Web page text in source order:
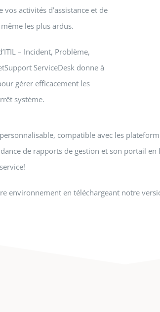
activités d’assistance et de
les plus ardus.
– Incident, Problème,
ServiceDesk donne à
gérer efficacement les
système.
compatible avec les
de rapports de gestion et son portail
environnement en téléchargeant notre